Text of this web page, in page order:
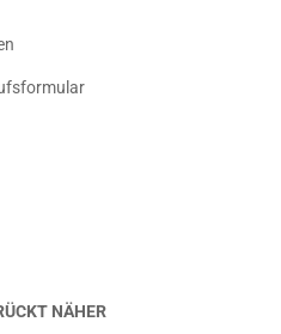
NÄHER